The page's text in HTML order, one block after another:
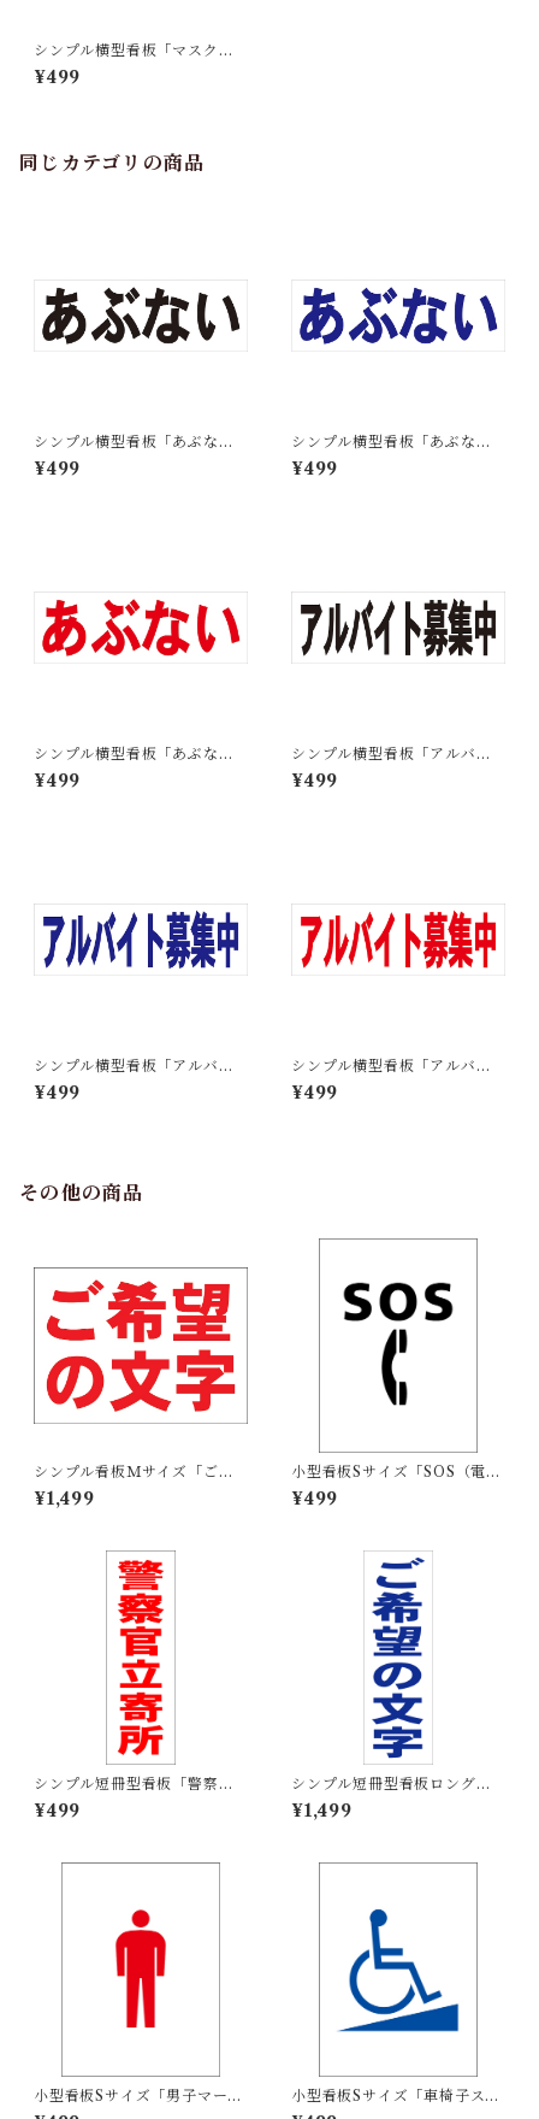
シンプル横型看板「マスク着
用(赤)」【工場・現場】屋外可
¥499
同じカテゴリの商品
シンプル横型看板「あぶない
(黒)」【工場・現場】屋外可
¥499
シンプル横型看板「あぶない
(青)」【工場・現場】屋外可
¥499
シンプル横型看板「あぶない
(赤)」【工場・現場】屋外可
¥499
シンプル横型看板「アルバイ
ト募集中(黒)」【工場・現場】
屋外可
¥499
シンプル横型看板「アルバイ
ト募集中(赤)」【工場・現場】
屋外可
¥499
シンプル横型看板「アルバイ
ト募集中(青)」【工場・現場】
屋外可
¥499
その他の商品
シンプル看板Ｍサイズ「ご希
望の文字横型（赤字）」【オ
リジナル・オーダー】屋外可
¥1,499
小型看板Sサイズ「SOS（電
話）マーク（黒）」 屋外可
【その他・マーク】
¥499
シンプル短冊型看板「警察官
立寄所（赤）」【防犯・防
災】屋外可
¥499
シンプル短冊型看板ロング
「ご希望の文字（青）」【オ
リジナル・オーダー】屋外可
¥1,499
小型看板Sサイズ「男子マーク
（赤）」 屋外可【その他・マ
小型看板Sサイズ「車椅子スロ
ープマーク（青）」 屋外可